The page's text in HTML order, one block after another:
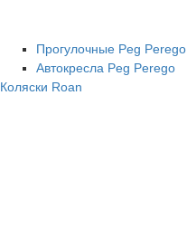
Прогулочные Peg Perego
Автокресла Peg Perego
Коляски Roan